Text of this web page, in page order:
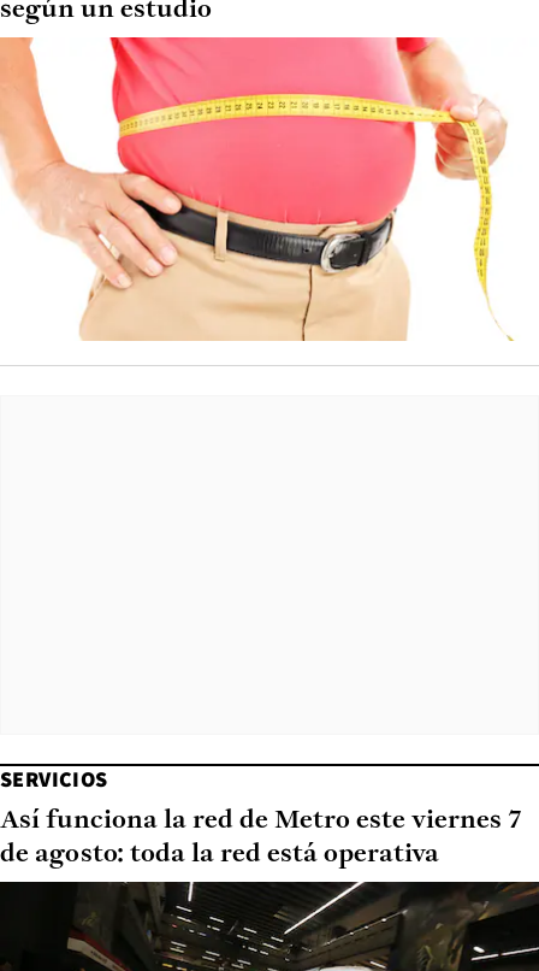
según un estudio
SERVICIOS
Así funciona la red de Metro este viernes 7
de agosto: toda la red está operativa